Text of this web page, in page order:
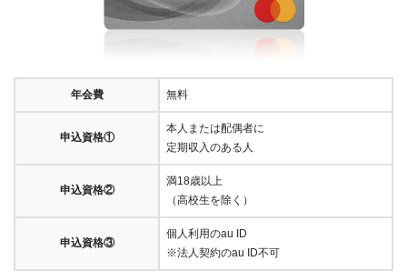
年会費 無料
申込資格①
本人または配偶者に
定期収入のある人
申込資格②
満18歳以上
（高校生を除く）
申込資格③
個人利用のau ID
※法人契約のau ID不可